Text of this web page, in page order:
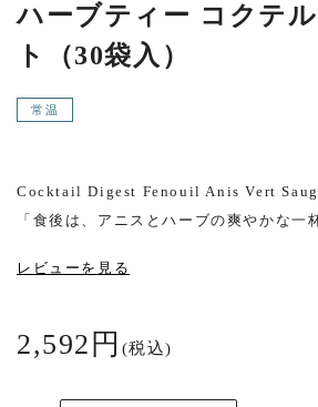
ハーブティー コクテ
ト（30袋入）
常温
Cocktail Digest Fenouil Anis Vert
「食後は、アニスとハーブの爽やかな一
レビューを見る
2,592円 (税込)